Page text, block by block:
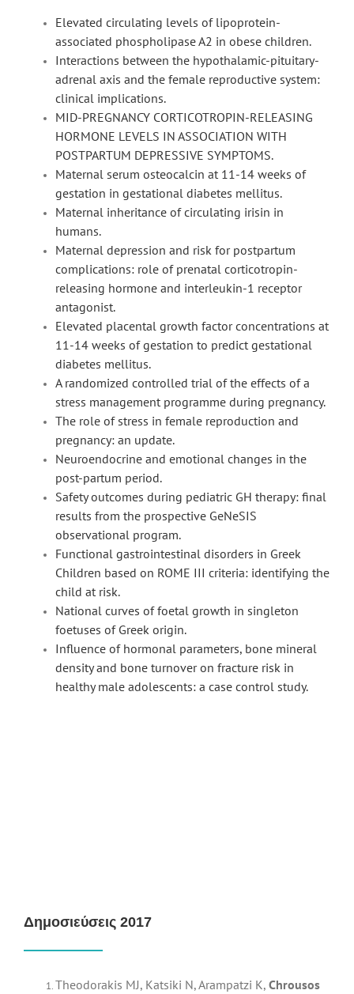
Elevated circulating levels of lipoprotein-
associated phospholipase A2 in obese children.
Interactions between the hypothalamic-pituitary-
adrenal axis and the female reproductive system:
clinical implications.
MID-PREGNANCY CORTICOTROPIN-RELEASING
HORMONE LEVELS IN ASSOCIATION WITH
POSTPARTUM DEPRESSIVE SYMPTOMS.
Maternal serum osteocalcin at 11-14 weeks of
gestation in gestational diabetes mellitus.
Maternal inheritance of circulating irisin in
humans.
Maternal depression and risk for postpartum
complications: role of prenatal corticotropin-
releasing hormone and interleukin-1 receptor
antagonist.
Elevated placental growth factor concentrations at
11-14 weeks of gestation to predict gestational
diabetes mellitus.
A randomized controlled trial of the effects of a
stress management programme during pregnancy.
The role of stress in female reproduction and
pregnancy: an update.
Neuroendocrine and emotional changes in the
post-partum period.
Safety outcomes during pediatric GH therapy: final
results from the prospective GeNeSIS
observational program.
Functional gastrointestinal disorders in Greek
Children based on ROME III criteria: identifying the
child at risk.
National curves of foetal growth in singleton
foetuses of Greek origin.
Influence of hormonal parameters, bone mineral
density and bone turnover on fracture risk in
healthy male adolescents: a case control study.
Δημοσιεύσεις 2017
Theodorakis MJ, Katsiki N, Arampatzi K, Chrousos